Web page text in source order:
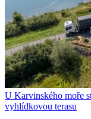
U Karvinského moře
vyhlídkovou terasu